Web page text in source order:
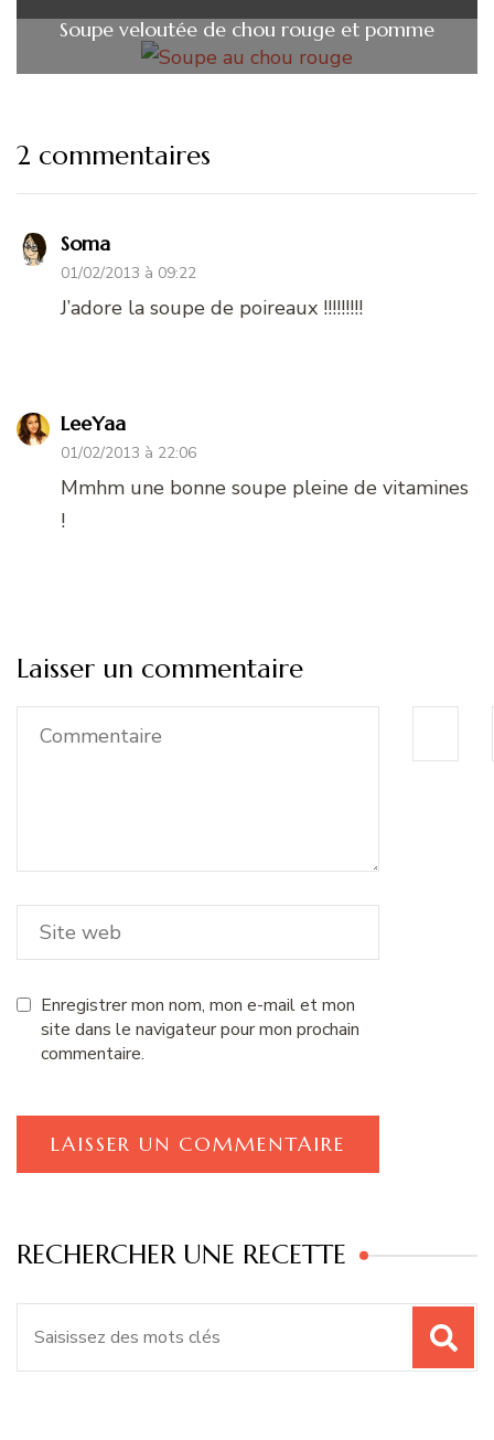
Soupe veloutée de chou rouge et pomme
2 commentaires
Soma
01/02/2013 à 09:22
J’adore la soupe de poireaux !!!!!!!!!
LeeYaa
01/02/2013 à 22:06
Mmhm une bonne soupe pleine de vitamines
!
Laisser un commentaire
Enregistrer mon nom, mon e-mail et mon
site dans le navigateur pour mon prochain
commentaire.
RECHERCHER UNE RECETTE